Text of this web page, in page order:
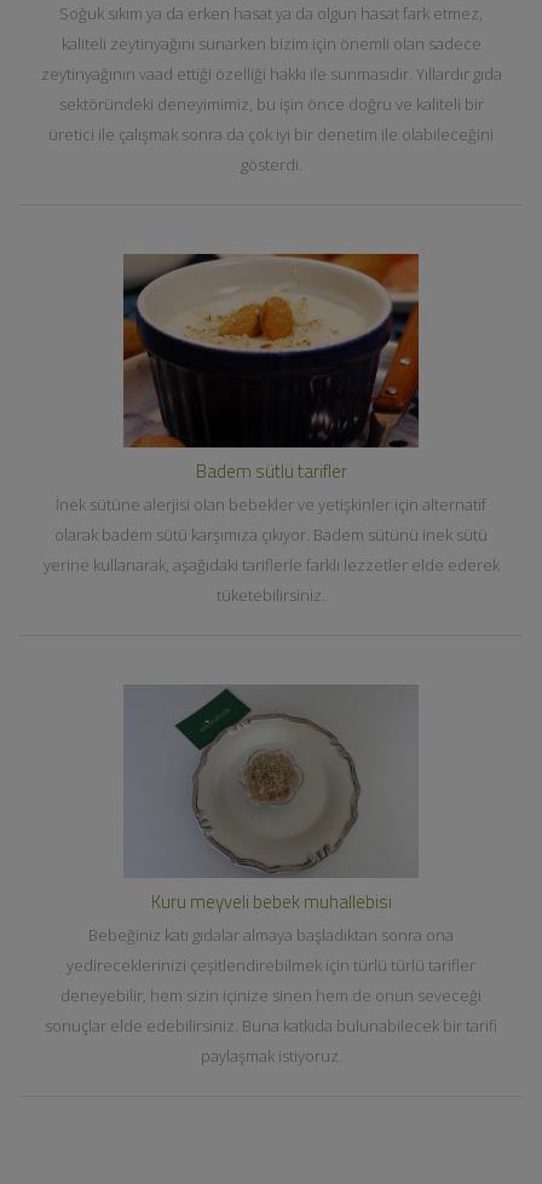
Soğuk sıkım ya da erken hasat ya da olgun hasat fark etmez,
kaliteli zeytinyağını sunarken bizim için önemli olan sadece
zeytinyağının vaad ettiği özelliği hakkı ile sunmasıdır. Yıllardır gıda
sektöründeki deneyimimiz, bu işin önce doğru ve kaliteli bir
üretici ile çalışmak sonra da çok iyi bir denetim ile olabileceğini
gösterdi.
Badem sütlü tarifler
İnek sütüne alerjisi olan bebekler ve yetişkinler için alternatif
olarak badem sütü karşımıza çıkıyor. Badem sütünü inek sütü
yerine kullanarak, aşağıdaki tariflerle farklı lezzetler elde ederek
tüketebilirsiniz.
Kuru meyveli bebek muhallebisi
Bebeğiniz katı gıdalar almaya başladıktan sonra ona
yedireceklerinizi çeşitlendirebilmek için türlü türlü tarifler
deneyebilir, hem sizin içinize sinen hem de onun seveceği
sonuçlar elde edebilirsiniz. Buna katkıda bulunabilecek bir tarifi
paylaşmak istiyoruz.